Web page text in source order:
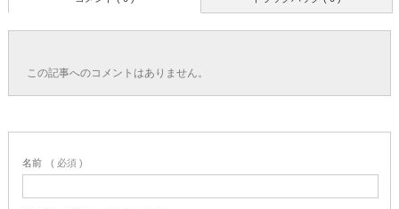
この記事へのコメントはありません。
名前 ( 必須 )